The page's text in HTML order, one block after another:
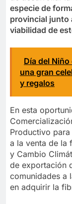
especie de
provincial junto
viabilidad de
Día del
una gran
y regalos
En esta
Productivo
a la venta de la
y Cambio
de exportación
comunidades a
en adquirir la